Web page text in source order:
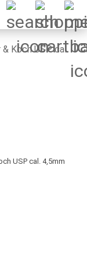
Koch USP cal.